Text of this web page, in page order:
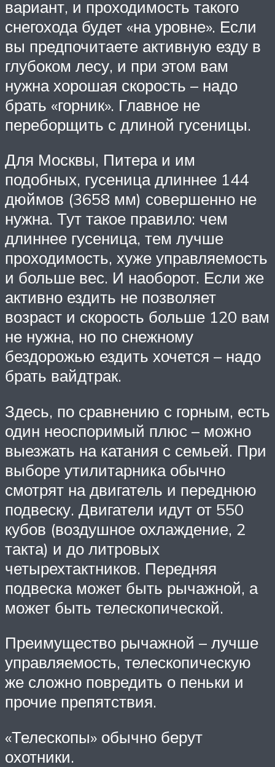
вариант, и проходимость такого
снегохода будет «на уровне». Если
вы предпочитаете активную езду в
глубоком лесу, и при этом вам
нужна хорошая скорость – надо
брать «горник». Главное не
переборщить с длиной гусеницы.
Для Москвы, Питера и им
подобных, гусеница длиннее 144
дюймов (3658 мм) совершенно не
нужна. Тут такое правило: чем
длиннее гусеница, тем лучше
проходимость, хуже управляемость
и больше вес. И наоборот. Если же
активно ездить не позволяет
возраст и скорость больше 120 вам
не нужна, но по снежному
бездорожью ездить хочется – надо
брать вайдтрак.
Здесь, по сравнению с горным, есть
один неоспоримый плюс – можно
выезжать на катания с семьей. При
выборе утилитарника обычно
смотрят на двигатель и переднюю
подвеску. Двигатели идут от 550
кубов (воздушное охлаждение, 2
такта) и до литровых
четырехтактников. Передняя
подвеска может быть рычажной, а
может быть телескопической.
Преимущество рычажной – лучше
управляемость, телескопическую
же сложно повредить о пеньки и
прочие препятствия.
«Телескопы» обычно берут
охотники.